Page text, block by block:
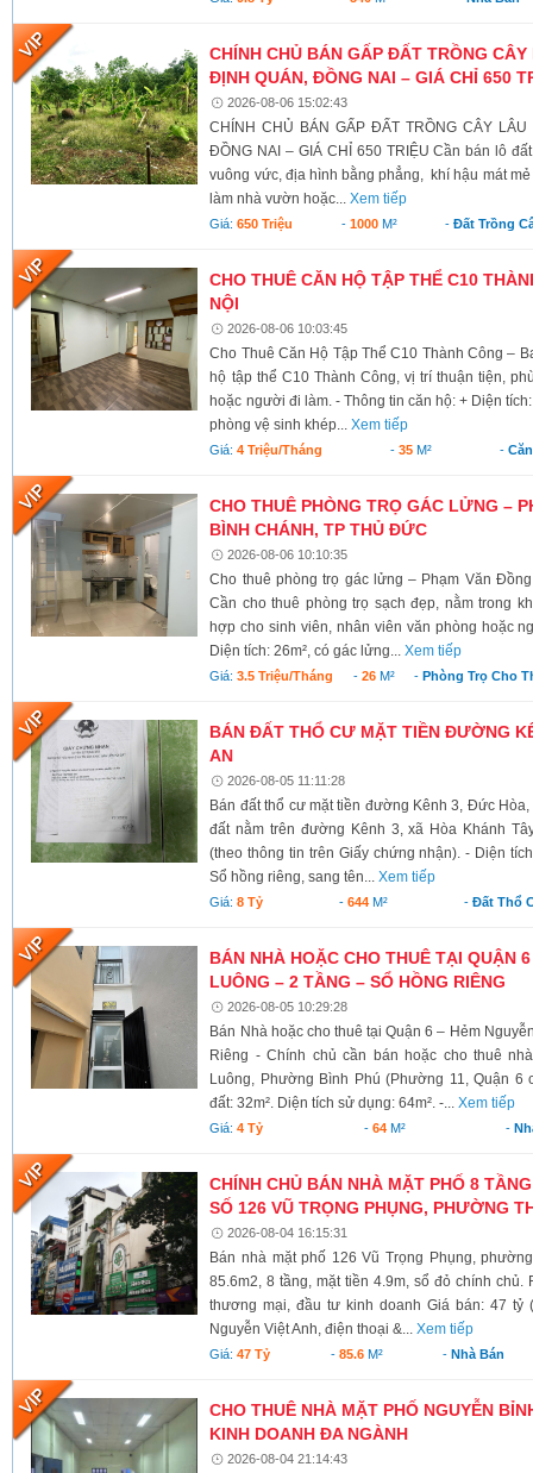
CHÍNH CHỦ BÁN GẤP ĐẤT TRỒNG
ĐỊNH QUÁN, ĐỒNG NAI – GIÁ CHỈ 650
2026-08-06 15:02:43
CHÍNH CHỦ BÁN GẤP ĐẤT TRỒNG CÂY LÂU
ĐỒNG NAI – GIÁ CHỈ 650 TRIỆU Cần bán lô
vuông vức, địa hình bằng phẳng, khí hậu mát
làm nhà vườn hoặc...Xem tiếp
Giá:650 Triệu - 1000M² -Đất Trồng
CHO THUÊ CĂN HỘ TẬP THỂ C10
NỘI
2026-08-06 10:03:45
Cho Thuê Căn Hộ Tập Thể C10 Thành Công –
hộ tập thể C10 Thành Công, vị trí thuận tiện,
hoặc người đi làm. - Thông tin căn hộ: + Diện
phòng vệ sinh khép...Xem tiếp
Giá:4 Triệu/tháng -35 M² -
CHO THUÊ PHÒNG TRỌ GÁC LỬNG –
BÌNH CHÁNH, TP THỦ ĐỨC
2026-08-06 10:10:35
Cho thuê phòng trọ gác lửng – Phạm Văn
Cần cho thuê phòng trọ sạch đẹp, nằm trong
hợp cho sinh viên, nhân viên văn phòng hoặc
Diện tích: 26m², có gác lửng...Xem tiếp
Giá:3.5 Triệu/tháng - 26M² -Phòng Trọ Cho
BÁN ĐẤT THỔ CƯ MẶT TIỀN ĐƯỜNG
AN
2026-08-05 11:11:28
Bán đất thổ cư mặt tiền đường Kênh 3, Đức
đất nằm trên đường Kênh 3, xã Hòa Khánh
(theo thông tin trên Giấy chứng nhận). - Diện
Sổ hồng riêng, sang tên...Xem tiếp
Giá:8 Tỷ -644 M² - Đất Thổ
BÁN NHÀ HOẶC CHO THUÊ TẠI QUẬN
LUÔNG – 2 TẦNG – SỔ HỒNG RIÊNG
2026-08-05 10:29:28
Bán Nhà hoặc cho thuê tại Quận 6 – Hẻm
Riêng - Chính chủ cần bán hoặc cho thuê
Luông, Phường Bình Phú (Phường 11, Quận 6
đất: 32m². Diện tích sử dụng: 64m². -...Xem tiếp
Giá:4 Tỷ - 64M² -
CHÍNH CHỦ BÁN NHÀ MẶT PHỐ 8
SỐ 126 VŨ TRỌNG PHỤNG, PHƯỜNG
2026-08-04 16:15:31
Bán nhà mặt phố 126 Vũ Trọng Phụng,
85.6m2, 8 tầng, mặt tiền 4.9m, sổ đỏ chính
thương mại, đầu tư kinh doanh Giá bán: 47
Nguyễn Việt Anh, điện thoại &...Xem tiếp
Giá:47 Tỷ - 85.6M² - Nhà Bán
CHO THUÊ NHÀ MẶT PHỐ NGUYỄN
KINH DOANH ĐA NGÀNH
2026-08-04 21:14:43